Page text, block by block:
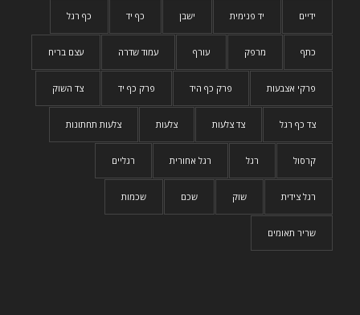
ידיים יד פנימית ישבן כף יד כף רגל
כתף מרפק עורף עמוד שדרה עצם בריח
פרקי אצבעות פרק כף היד פרק כף יד צד השוק
צד כף רגל צד צלעות צלעות צלעות תחתונות
קרסול רגל רגל אחורית רגליים
רגל צידית שוק שכם שכמות
שריר תאומים